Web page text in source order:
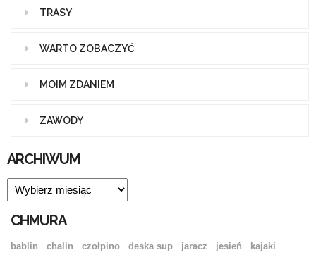
TRASY
WARTO ZOBACZYĆ
MOIM ZDANIEM
ZAWODY
ARCHIWUM
ARCHIWUM
CHMURA
bablin chalin czołpino deska sup jaracz jesień
kajaki